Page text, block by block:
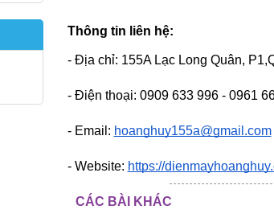
Thông tin liên hệ:
- Địa chỉ: 155A Lạc Long Quân,
- Điện thoại: 0909 633 996 - 0961
- Email: hoanghuy155a@gmail.com
- Website: https://
CÁC BÀI KHÁC